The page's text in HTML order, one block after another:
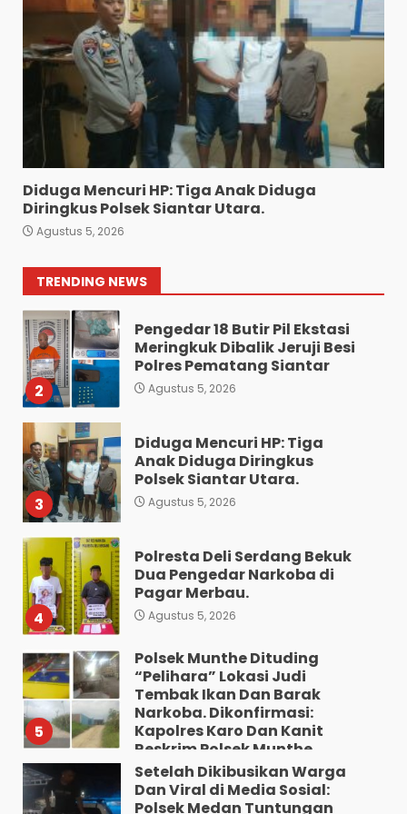
Diduga Mencuri HP: Tiga Anak Diduga
Diringkus Polsek Siantar Utara.
Agustus 5, 2026
TRENDING NEWS
6
Polsek Medan Tuntungan
Grebek Lokasi Judi Tembak
Ikan.
Agustus 5, 2026
7
Residivis Asal Aceh Dibekuk
di Siantar, Polisi Sita 9,05
Gram Sabu
Agustus 4, 2026
1
Bawa 10 Butir Pil Ekstasi:
Agustus 5, 2026
2
Pengedar 18 Butir Pil Ekstasi
Meringkuk Dibalik Jeruji Besi
Polres Pematang Siantar
Agustus 5, 2026
3
Diduga Mencuri HP: Tiga
Anak Diduga Diringkus
Polsek Siantar Utara.
Agustus 5, 2026
4
Polresta Deli Serdang Bekuk
Dua Pengedar Narkoba di
Pagar Merbau.
Agustus 5, 2026
5
Polsek Munthe Dituding
“Pelihara” Lokasi Judi
Tembak Ikan Dan Barak
Narkoba. Dikonfirmasi:
Kapolres Karo Dan Kanit
Reskrim Polsek Munthe
Bungkam.
Agustus 5, 2026
Setelah Dikibusikan Warga
Dan Viral di Media Sosial:
Polsek Medan Tuntungan